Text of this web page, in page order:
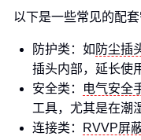
以下是一些常见的配套
防护类：如 防尘插
插头内部，延长使
安全类：
电气安全
工具，尤其是在潮
连接类：
RVVP屏